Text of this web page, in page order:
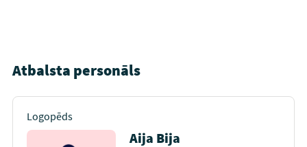
Atbalsta personāls
Logopēds
Aija Bija